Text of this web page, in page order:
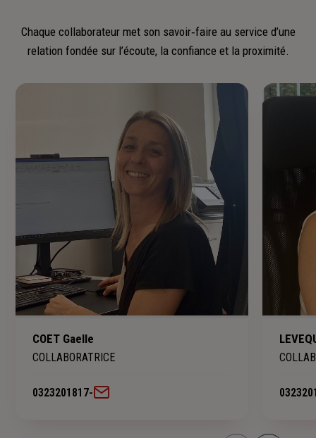
Chaque collaborateur met son savoir‑faire au service d’une
relation fondée sur l’écoute, la confiance et la proximité.
COET Gaelle
COLLABORATRICE
0323201817-